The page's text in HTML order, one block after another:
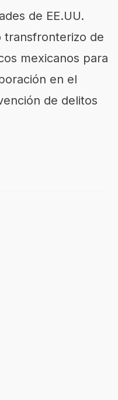
de EE.UU.
transfronterizo de
mexicanos para
en el
de delitos